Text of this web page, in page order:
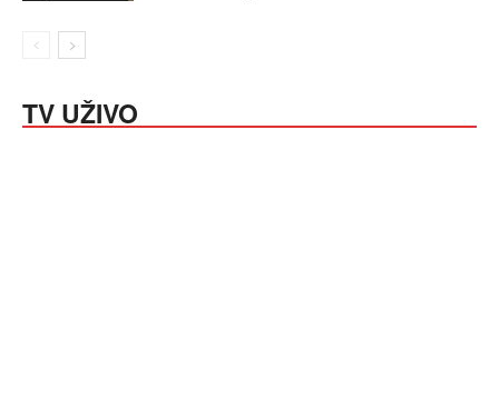
TV UŽIVO